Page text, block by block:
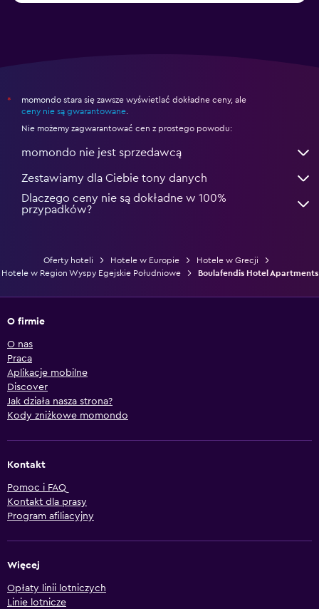
*
momondo stara się zawsze wyświetlać dokładne ceny, ale
ceny nie są gwarantowane
Nie możemy zagwarantować cen z prostego powodu:
momondo nie jest sprzedawcą
Zestawiamy dla Ciebie tony danych
Dlaczego ceny nie są dokładne w 100%
przypadków?
Oferty hoteli Hotele w Europie
Hotele w Grecji
Hotele w Region Wyspy Egejskie Południowe
Boulafendis Hotel Apartments
O firmie
O nas
Praca
Aplikacje mobilne
Discover
Jak działa nasza strona?
Kody zniżkowe momondo
Kontakt
Pomoc i FAQ
Kontakt dla prasy
Program afiliacyjny
Więcej
Opłaty linii lotniczych
Linie lotnicze